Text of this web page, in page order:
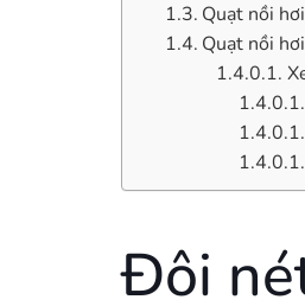
Quạt nồi
Quạt nồi
Đôi